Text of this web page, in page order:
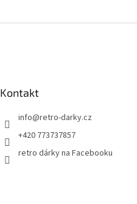
Kontakt
info@retro-darky.cz
+420 773737857
retro dárky na Facebooku